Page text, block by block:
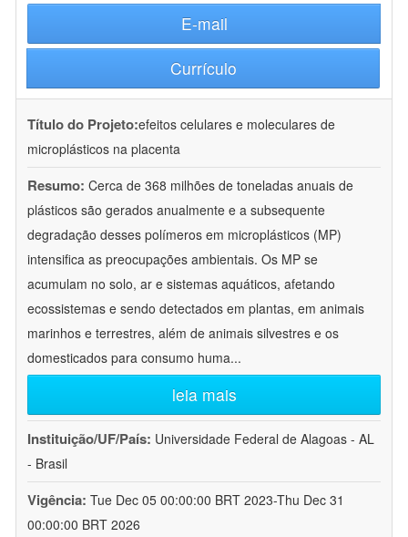
E-mail
Currículo
Título do Projeto:efeitos celulares e moleculares de
microplásticos na placenta
Resumo: Cerca de 368 milhões de toneladas anuais de
plásticos são gerados anualmente e a subsequente
degradação desses polímeros em microplásticos (MP)
intensifica as preocupações ambientais. Os MP se
acumulam no solo, ar e sistemas aquáticos, afetando
ecossistemas e sendo detectados em plantas, em animais
marinhos e terrestres, além de animais silvestres e os
domesticados para consumo huma...
leia mais
Instituição/UF/País: Universidade Federal de Alagoas - AL
- Brasil
Vigência: Tue Dec 05 00:00:00 BRT 2023-Thu Dec 31
00:00:00 BRT 2026